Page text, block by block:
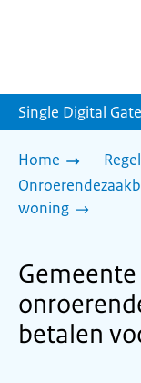
Single Digital
Home
woning
betalen